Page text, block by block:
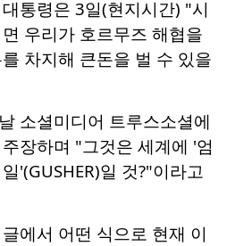
통령은 3일(현지시간) "시
우리가 호르무즈 해협을
차지해 큰돈을 벌 수 있을
소셜미디어 트루스소셜에
장하며 "그것은 세계에 '엄
'(GUSHER)일 것?"이라고
에서 어떤 식으로 현재 이